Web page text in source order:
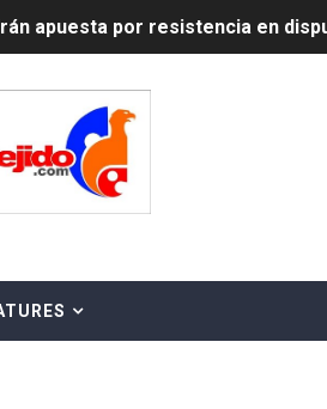
demanda Yankees por
Un derrumbe en el centro de Cuba
Condenan a dos 'streamers'